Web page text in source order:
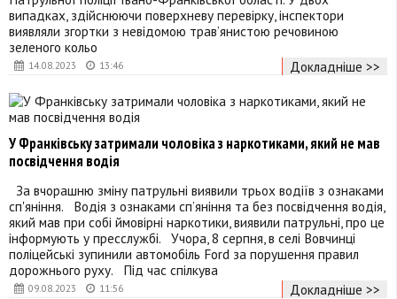
14.08.2023 13:46
випадках, здійснюючи поверхневу перевірку, інспектори
виявляли згортки з невідомою трав’янистою речовиною
зеленого кольо
Докладніше >>
09.08.2023 11:56
У Франківську затримали чоловіка з наркотиками, який не мав
посвідчення водія
За вчорашню зміну патрульні виявили трьох водіїв з ознаками
сп'яніння. Водія з ознаками сп’яніння та без посвідчення водія,
який мав при собі ймовірні наркотики, виявили патрульні, про це
інформують у пресслужбі. Учора, 8 серпня, в селі Вовчинці
поліцейські зупинили автомобіль Ford за порушення правил
дорожнього руху. Під час спілкува
Докладніше >>